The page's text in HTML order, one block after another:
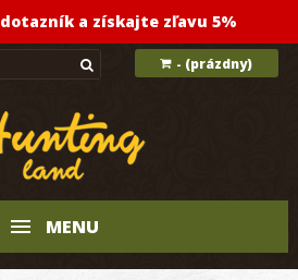
a získajte zľavu 5%
- (prázdny)
MENU